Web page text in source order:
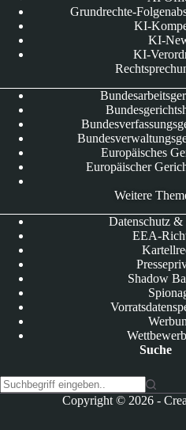
Grundrechte-
KI-
KI-
KI-
Europäisches
Europäischer
Weitere
Datenschutz
EEA-
Shadow
Suche
Copyright © 2026 -